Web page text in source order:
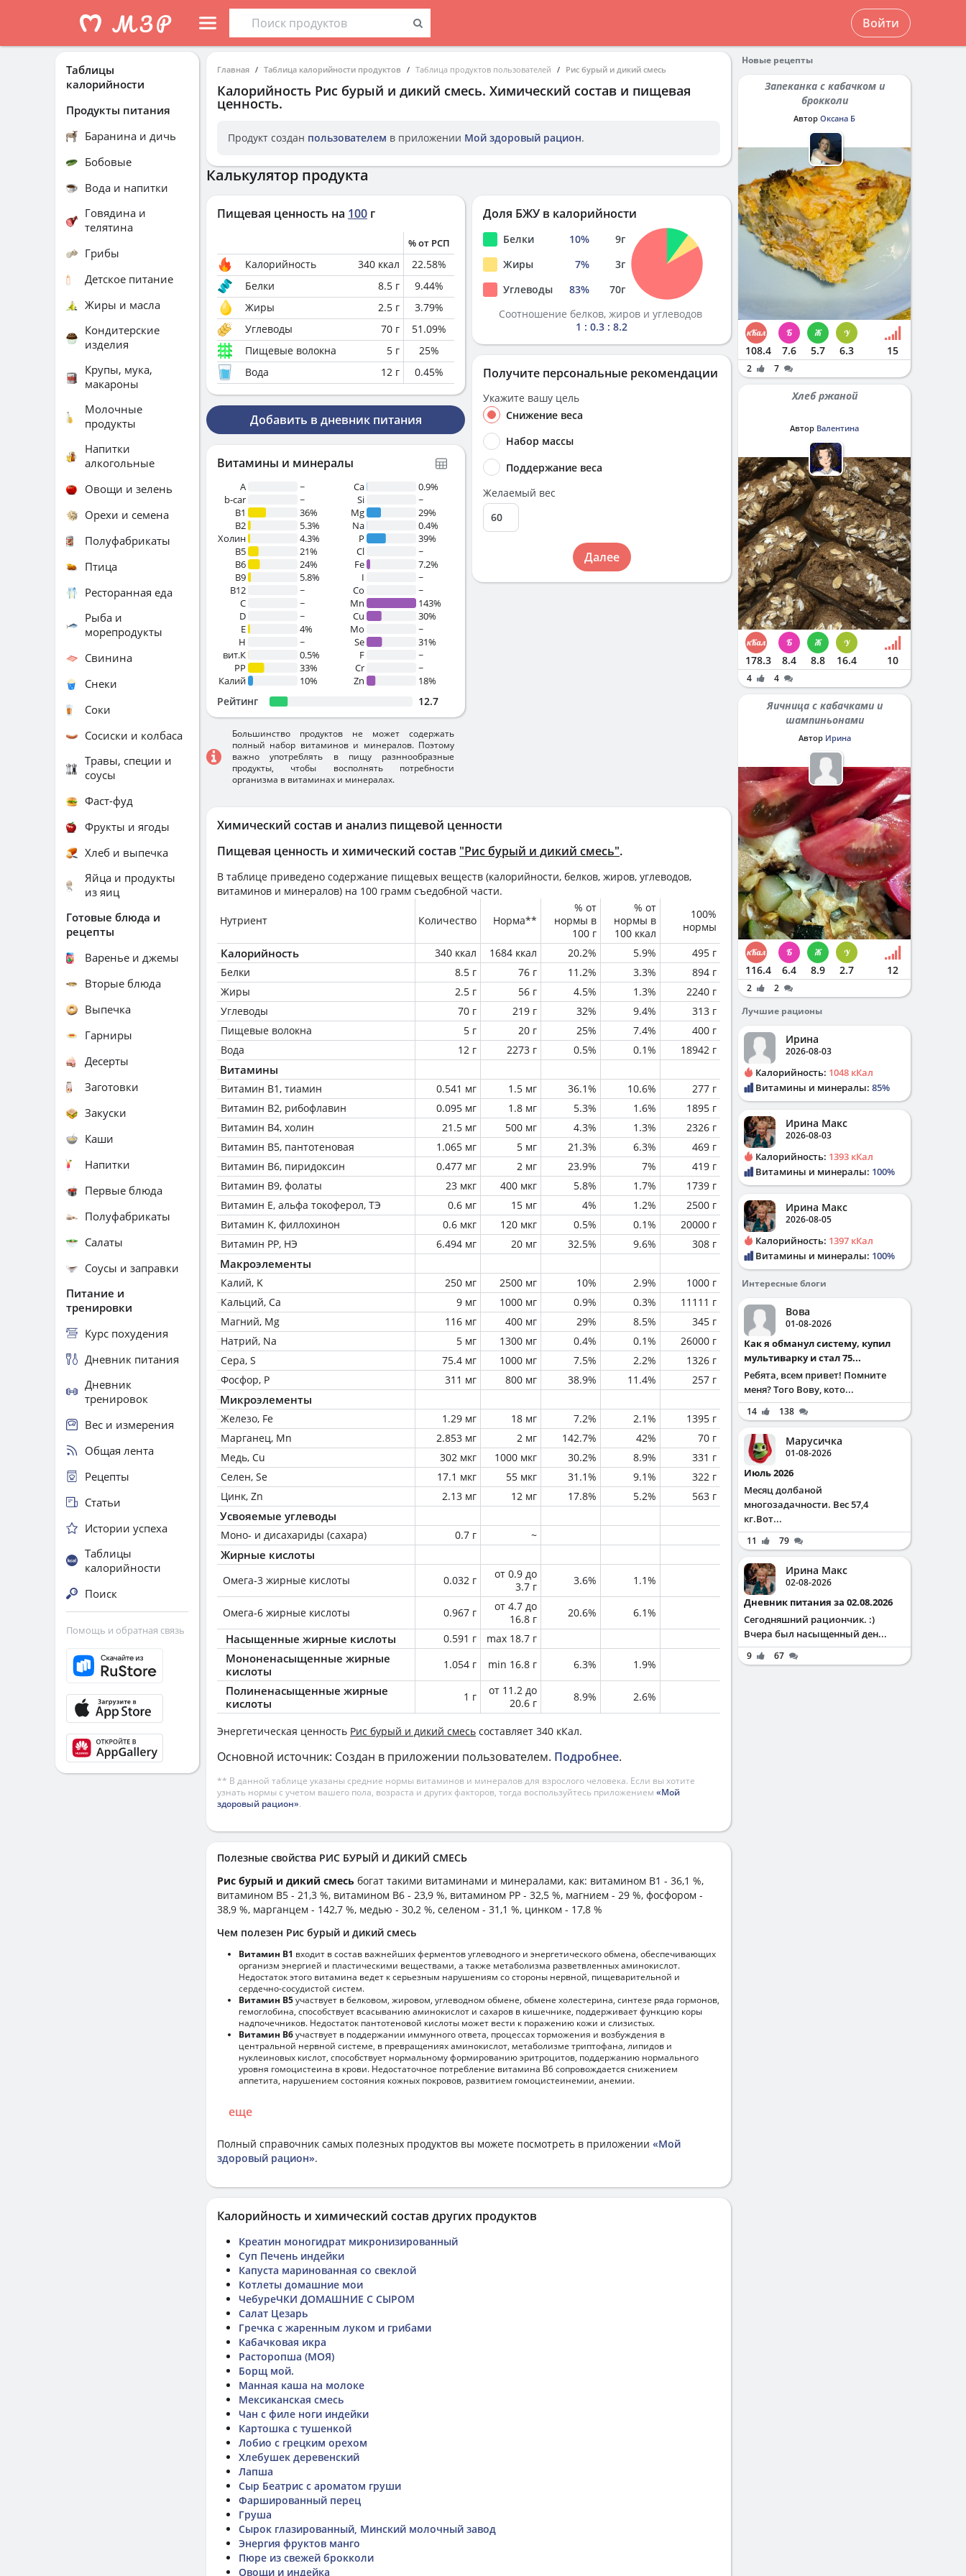
Войти
Главная Таблица калорийности продуктов Таблица продуктов пользователей Рис бурый и дикий смесь
Калорийность Рис бурый и дикий смесь. Химический состав и пищевая
ценность.
Продукт создан пользователем в приложении Мой здоровый рацион.
Химический состав и анализ пищевой ценности
Пищевая ценность и химический состав "Рис бурый и дикий смесь".
В таблице приведено содержание пищевых веществ (калорийности, белков, жиров, углеводов,
витаминов и минералов) на 100 грамм съедобной части.
Нутриент Количество Норма**
% от
нормы в
100 г
% от
нормы в
100 ккал
100%
нормы
Калорийность 340 ккал 1684 ккал 20.2% 5.9%
495 г
Белки
8.5 г 76 г 11.2% 3.3%
894 г
Жиры
2.5 г 56 г 4.5% 1.3%
2240 г
Углеводы
70 г 219 г 32% 9.4%
313 г
Пищевые волокна
5 г 20 г 25% 7.4%
400 г
Вода
12 г 2273 г 0.5% 0.1% 18942 г
Витамины
Витамин В1, тиамин 0.541 мг 1.5 мг 36.1% 10.6%
277 г
Витамин В2, рибофлавин
0.095 мг 1.8 мг 5.3% 1.6%
1895 г
Витамин В4, холин
21.5 мг 500 мг 4.3% 1.3%
2326 г
Витамин В5, пантотеновая
1.065 мг 5 мг 21.3% 6.3%
469 г
Витамин В6, пиридоксин
0.477 мг 2 мг 23.9% 7%
419 г
Витамин В9, фолаты
23 мкг 400 мкг 5.8% 1.7%
1739 г
Витамин Е, альфа токоферол, ТЭ
0.6 мг 15 мг 4% 1.2%
2500 г
Витамин К, филлохинон
0.6 мкг 120 мкг 0.5% 0.1%
20000 г
Витамин РР, НЭ
6.494 мг 20 мг 32.5% 9.6% 308 г
Макроэлементы
Калий, K 250 мг 2500 мг 10% 2.9%
1000 г
Кальций, Ca
9 мг 1000 мг 0.9% 0.3%
11111 г
Магний, Mg
116 мг 400 мг 29% 8.5%
345 г
Натрий, Na
5 мг 1300 мг 0.4% 0.1%
26000 г
Сера, S
75.4 мг 1000 мг 7.5% 2.2%
1326 г
Фосфор, P
311 мг 800 мг 38.9% 11.4% 257 г
Микроэлементы
Железо, Fe 1.29 мг 18 мг 7.2% 2.1%
1395 г
Марганец, Mn
2.853 мг 2 мг 142.7% 42%
70 г
Медь, Cu
302 мкг 1000 мкг 30.2% 8.9%
331 г
Селен, Se
17.1 мкг 55 мкг 31.1% 9.1%
322 г
Цинк, Zn
2.13 мг 12 мг 17.8% 5.2% 563 г
Усвояемые углеводы
Моно- и дисахариды (сахара) 0.7 г ~
Жирные кислоты
Омега-3 жирные кислоты 0.032 г
от 0.9 до
3.7 г
3.6% 1.1%
Омега-6 жирные кислоты 0.967 г
от 4.7 до
16.8 г
20.6% 6.1%
Насыщенные жирные кислоты 0.591 г max 18.7 г
Мононенасыщенные жирные
кислоты
1.054 г min 16.8 г 6.3% 1.9%
Полиненасыщенные жирные
кислоты
1 г
от 11.2 до
20.6 г
8.9% 2.6%
Энергетическая ценность Рис бурый и дикий смесь составляет 340 кКал.
Основной источник: Создан в приложении пользователем. Подробнее.
** В данной таблице указаны средние нормы витаминов и минералов для взрослого человека. Если вы хотите
узнать нормы с учетом вашего пола, возраста и других факторов, тогда воспользуйтесь приложением «Мой
здоровый рацион».
Калькулятор продукта
Пищевая ценность на 100 г
% от РСП
Калорийность 340 ккал 22.58%
Белки
8.5 г 9.44%
Жиры
2.5 г 3.79%
Углеводы
70 г 51.09%
Пищевые волокна
5 г 25%
Вода
12 г 0.45%
Добавить в дневник питания
Витамины и минералы
A
~
b-car
~
В1
36%
B2
5.3%
Холин
4.3%
B5
21%
B6
24%
B9
5.8%
B12
~
C
~
D
~
E
4%
H
~
вит.К
0.5%
PP
33%
Калий
10%
Ca
0.9%
Si
~
Mg
29%
Na
0.4%
P
39%
Cl
~
Fe
7.2%
I
~
Co
~
Mn
143%
Cu
30%
Mo
~
Se
31%
F
~
Cr
~
Zn
18%
Рейтинг 12.7
Большинство продуктов не может содержать
полный набор витаминов и минералов. Поэтому
важно употреблять в пищу разннообразные
продукты, чтобы восполнять потребности
организма в витаминах и минералах.
Доля БЖУ в калорийности
Белки 10% 9г
Жиры
7% 3г
Углеводы
83% 70г
Соотношение белков, жиров и углеводов
1 : 0.3 : 8.2
Получите персональные рекомендации
Укажите вашу цель
Снижение веса
Набор массы
Поддержание веса
Желаемый вес
Далее
Полезные свойства РИС БУРЫЙ И ДИКИЙ СМЕСЬ
Рис бурый и дикий смесь богат такими витаминами и минералами, как: витамином B1 - 36,1 %,
витамином B5 - 21,3 %, витамином B6 - 23,9 %, витамином PP - 32,5 %, магнием - 29 %, фосфором -
38,9 %, марганцем - 142,7 %, медью - 30,2 %, селеном - 31,1 %, цинком - 17,8 %
Чем полезен Рис бурый и дикий смесь
Витамин В1 входит в состав важнейших ферментов углеводного и энергетического обмена, обеспечивающих
организм энергией и пластическими веществами, а также метаболизма разветвленных аминокислот.
Недостаток этого витамина ведет к серьезным нарушениям со стороны нервной, пищеварительной и
сердечно-сосудистой систем.
Витамин В5участвует в белковом, жировом, углеводном обмене, обмене холестерина, синтезе ряда гормонов,
гемоглобина, способствует всасыванию аминокислот и сахаров в кишечнике, поддерживает функцию коры
надпочечников. Недостаток пантотеновой кислоты может вести к поражению кожи и слизистых.
Витамин В6участвует в поддержании иммунного ответа, процессах торможения и возбуждения в
центральной нервной системе, в превращениях аминокислот, метаболизме триптофана, липидов и
нуклеиновых кислот, способствует нормальному формированию эритроцитов, поддержанию нормального
уровня гомоцистеина в крови. Недостаточное потребление витамина В6 сопровождается снижением
аппетита, нарушением состояния кожных покровов, развитием гомоцистеинемии, анемии.
еще
Полный справочник самых полезных продуктов вы можете посмотреть в приложении «Мой
здоровый рацион».
Калорийность и химический состав других продуктов
Креатин моногидрат микронизированный
Суп Печень индейки
Капуста маринованная со свеклой
Котлеты домашние мои
ЧебуреЧКИ ДОМАШНИЕ С СЫРОМ
Салат Цезарь
Гречка с жаренным луком и грибами
Кабачковая икра
Расторопша (МОЯ)
Борщ мой.
Манная каша на молоке
Мексиканская смесь
Чан с филе ноги индейки
Картошка с тушенкой
Лобио с грецким орехом
Хлебушек деревенский
Лапша
Сыр Беатрис с ароматом груши
Фаршированный перец
Груша
Сырок глазированный, Минский молочный завод
Энергия фруктов манго
Пюре из свежей брокколи
Овощи и индейка
Таблицы
калорийности
Продукты питания
Баранина и дичь
Бобовые
Вода и напитки
Говядина и
телятина
Грибы
Детское питание
Жиры и масла
Кондитерские
изделия
Крупы, мука,
макароны
Молочные
продукты
Напитки
алкогольные
Овощи и зелень
Орехи и семена
Полуфабрикаты
Птица
Ресторанная еда
Рыба и
морепродукты
Свинина
Снеки
Соки
Сосиски и колбаса
Травы, специи и
соусы
Фаст-фуд
Фрукты и ягоды
Хлеб и выпечка
Яйца и продукты
из яиц
Готовые блюда и
рецепты
Варенье и джемы
Вторые блюда
Выпечка
Гарниры
Десерты
Заготовки
Закуски
Каши
Напитки
Первые блюда
Полуфабрикаты
Салаты
Соусы и заправки
Питание и
тренировки
Курс похудения
Дневник питания
Дневник
тренировок
Вес и измерения
Общая лента
Рецепты
Статьи
Истории успеха
Таблицы
калорийности
Поиск
Помощь и обратная связь
Новые рецепты
Запеканка с кабачком и
брокколи
Автор Оксана Б
108.4 7.6 5.7 6.3 15
2 7
Хлеб ржаной
Автор Валентина
178.3 8.4 8.8 16.4 10
4 4
Яичница с кабачками и
шампиньонами
Автор Ирина
116.4 6.4 8.9 2.7 12
2
2
Лучшие рационы
Ирина
2026-08-03
Калорийность: 1048 кКал
Витамины и минералы: 85%
Ирина Макс
2026-08-03
Калорийность: 1393 кКал
Витамины и минералы: 100%
Ирина Макс
2026-08-05
Калорийность: 1397 кКал
Витамины и минералы: 100%
Интересные блоги
Вова
01-08-2026
Как я обманул систему, купил
мультиварку и стал 75...
Ребята, всем привет! Помните
меня? Того Вову, кото...
14 138
Марусичка
01-08-2026
Июль 2026
Месяц долбаной
многозадачности. Вес 57,4
кг.Вот...
11 79
Ирина Макс
02-08-2026
Дневник питания за 02.08.2026
Сегодняшний рациончик. :)
Вчера был насыщенный ден...
9 67